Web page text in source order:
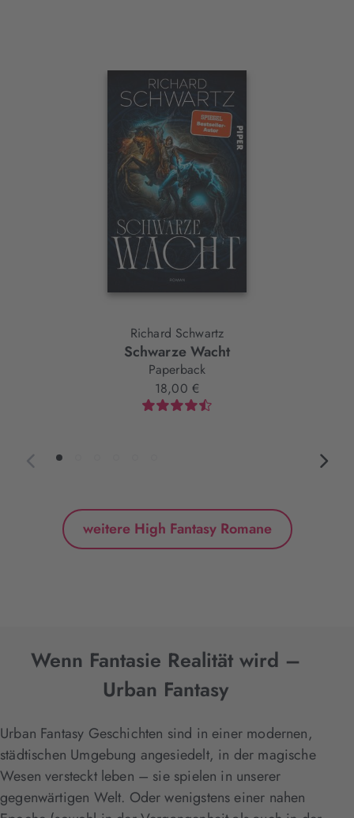
Richard Schwartz
Schwarze Wacht
Paperback
18,00 €
weitere High Fantasy Romane
Wenn Fantasie Realität wird –
Urban Fantasy
Urban Fantasy Geschichten sind in einer modernen,
städtischen Umgebung angesiedelt, in der magische
Wesen versteckt leben – sie spielen in unserer
gegenwärtigen Welt. Oder wenigstens einer nahen